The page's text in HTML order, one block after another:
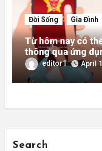
Đời Sống Gia Đình
Từ hôm nay có
thông qua ứng
editor1 April
Search